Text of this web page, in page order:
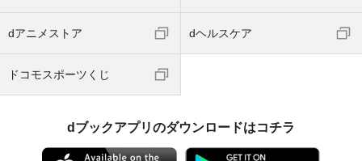
dアニメストア dヘルスケア
ドコモスポーツくじ
dブックアプリのダウンロードはコチラ